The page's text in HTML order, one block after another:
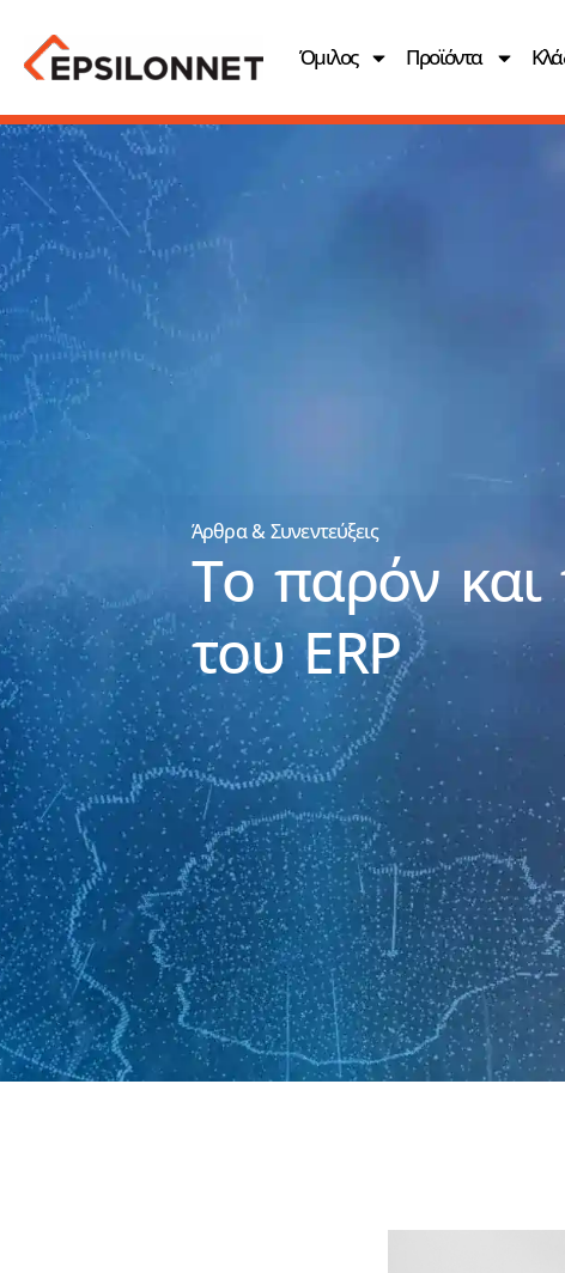
Όμιλος Προϊόντα
Άρθρα & Συνεντεύξεις
Το παρόν και
του ERP